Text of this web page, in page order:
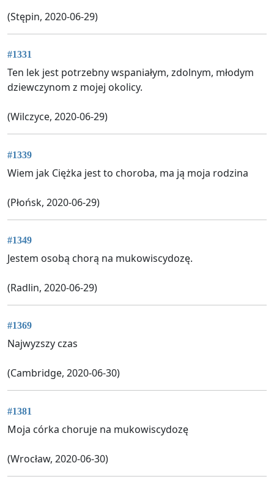
(Stępin, 2020-06-29)
#1331
Ten lek jest potrzebny wspaniałym, zdolnym, młodym
dziewczynom z mojej okolicy.
(Wilczyce, 2020-06-29)
#1339
Wiem jak Ciężka jest to choroba, ma ją moja rodzina
(Płońsk, 2020-06-29)
#1349
Jestem osobą chorą na mukowiscydozę.
(Radlin, 2020-06-29)
#1369
Najwyzszy czas
(Cambridge, 2020-06-30)
#1381
Moja córka choruje na mukowiscydozę
(Wrocław, 2020-06-30)